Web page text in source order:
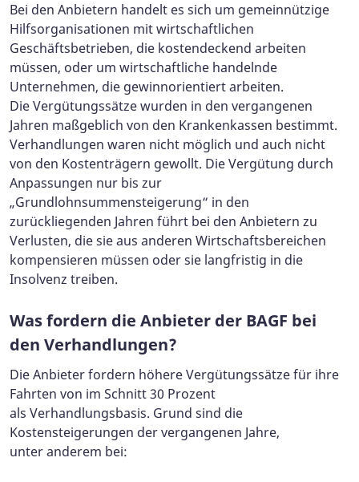
Bei den Anbietern handelt es sich um gemeinnützige
Hilfsorganisationen mit wirtschaftlichen
Geschäftsbetrieben, die kostendeckend arbeiten
müssen, oder um wirtschaftliche handelnde
Unternehmen, die gewinnorientiert arbeiten.
Die Vergütungssätze wurden in den vergangenen
Jahren maßgeblich von den Krankenkassen bestimmt.
Verhandlungen waren nicht möglich und auch nicht
von den Kostenträgern gewollt. Die Vergütung durch
Anpassungen nur bis zur
„Grundlohnsummensteigerung“ in den
zurückliegenden Jahren führt bei den Anbietern zu
Verlusten, die sie aus anderen Wirtschaftsbereichen
kompensieren müssen oder sie langfristig in die
Insolvenz treiben.
Was fordern die Anbieter der BAGF bei
den Verhandlungen?
Die Anbieter fordern höhere Vergütungssätze für ihre
Fahrten von im Schnitt 30 Prozent
als Verhandlungsbasis. Grund sind die
Kostensteigerungen der vergangenen Jahre,
unter anderem bei: